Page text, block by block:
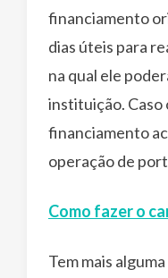
financiamento
dias úteis para
na qual ele
instituição.
financiamento
operação de
Como fazer o
Tem mais